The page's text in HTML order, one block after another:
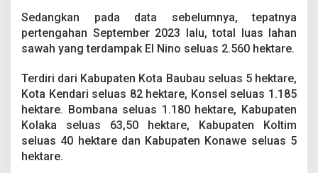
r
i
n
a
Sedangkan pada data sebelumnya, tepatnya
pertengahan September 2023 lalu, total luas lahan
sawah yang terdampak El Nino seluas 2.560 hektare.
Terdiri dari Kabupaten Kota Baubau seluas 5 hektare,
Kota Kendari seluas 82 hektare, Konsel seluas 1.185
hektare. Bombana seluas 1.180 hektare, Kabupaten
Kolaka seluas 63,50 hektare, Kabupaten Koltim
seluas 40 hektare dan Kabupaten Konawe seluas 5
hektare.